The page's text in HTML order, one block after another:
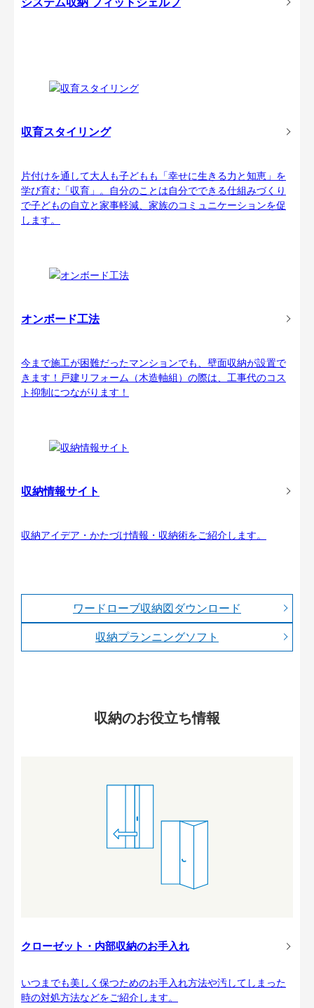
収育スタイリング
片付けを通して大人も子どもも「幸せに生きる力と知恵」を
学び育む「収育」。自分のことは自分でできる仕組みづくり
で子どもの自立と家事軽減、家族のコミュニケーションを促
します。
オンボード工法
今まで施工が困難だったマンションでも、壁面収納が設置で
きます！戸建リフォーム（木造軸組）の際は、工事代のコス
ト抑制につながります！
収納情報サイト
収納アイデア・かたづけ情報・収納術をご紹介します。
ワードローブ収納図ダウンロード
収納プランニングソフト
収納のお役立ち情報
クローゼット・内部収納のお手入れ
いつまでも美しく保つためのお手入れ方法や汚してしまった
時の対処方法などをご紹介します。